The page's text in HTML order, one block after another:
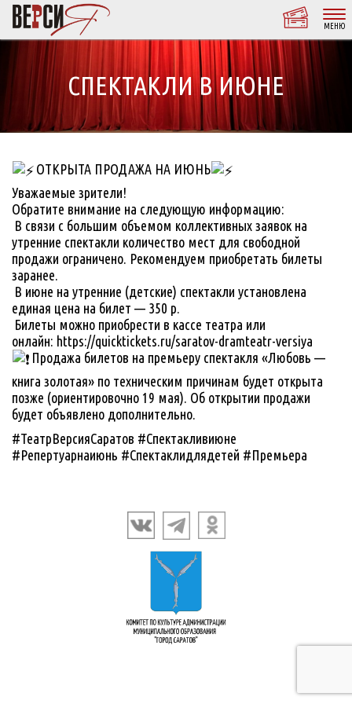
МЕНЮ
СПЕКТАКЛИ В ИЮНЕ
ОТКРЫТА ПРОДАЖА НА ИЮНЬ
Уважаемые зрители!
Обратите внимание на следующую информацию:
В связи с большим объемом коллективных заявок на
утренние спектакли количество мест для свободной
продажи ограничено. Рекомендуем приобретать билеты
заранее.
В июне на утренние (детские) спектакли установлена
единая цена на билет — 350 р.
Билеты можно приобрести в кассе театра или
онлайн: https://quicktickets.ru/saratov-dramteatr-versiya
Продажа билетов на премьеру спектакля «Любовь —
книга золотая» по техническим причинам будет открыта
позже (ориентировочно 19 мая). Об открытии продажи
будет объявлено дополнительно.
#ТеатрВерсияСаратов #Спектакливиюне
#Репертуарнаиюнь #Спектаклидлядетей #Премьера